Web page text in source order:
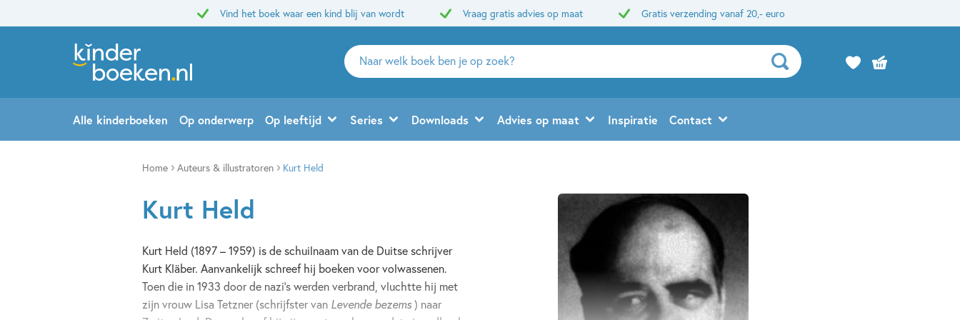
Vind het boek waar een kind blij van wordt Vraag gratis advies op maat Gratis verzending vanaf 20,- euro
Zoeken
naar
en
uitgevers
Alle kinderboeken Op onderwerp Op leeftijd Series Downloads Advies op maat Inspiratie Contact
Home Auteurs & illustratoren Kurt Held
Kurt Held
Kurt Held (1897 – 1959) is de schuilnaam van de Duitse schrijver
Kurt Kläber. Aanvankelijk schreef hij boeken voor volwassenen.
Toen die in 1933 door de nazi’s werden verbrand, vluchtte hij met
zijn vrouw Lisa Tetzner (schrijfster van Levende bezems) naar